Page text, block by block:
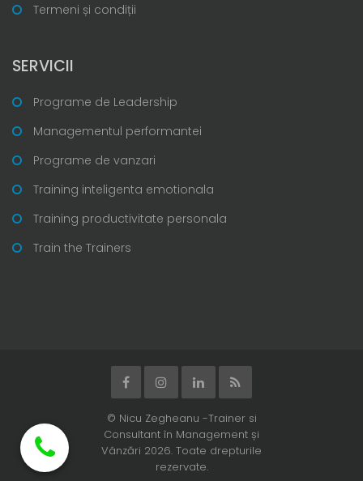
Termeni și condiții
SERVICII
Programe de Leadership
Managementul performantei
Programe de vanzari
Training inteligenta emotionala
Training productivitate personala
Train the Trainers
© Nicu Zegheanu -Trainer si
Consultant în Management și
Vânzări 2026. Toate drepturile
rezervate.